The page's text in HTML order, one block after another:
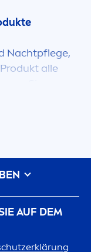
Nachtpflege,
alle
Shop
diese
Aktionen
AUF DEM